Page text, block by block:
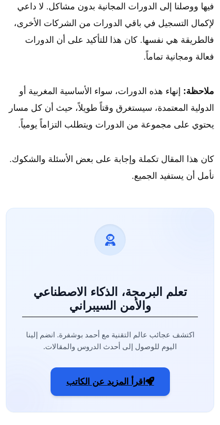
فيها ووصلنا إلى الدورات المجانية بدون مشاكل. لا داعي
لإكمال التسجيل في باقي الدورات من الشركات الأخرى،
فالطريقة هي نفسها. كان هذا للتأكيد على أن الدورات
فعالة ومجانية تماماً.
ملاحظة: إنهاء هذه الدورات، سواء الأساسية المغربية أو
الدولية المعتمدة، سيستغرق وقتاً طويلاً، حيث أن كل مسار
يحتوي على مجموعة من الدورات ويتطلب التزاماً يومياً.
كان هذا المقال تكملة وإجابة على بعض الأسئلة والشكوك.
نأمل أن يستفيد الجميع.
تعلم البرمجة، الذكاء الاصطناعي
والأمن السيبراني
اكتشف عجائب عالم التقنية مع أحمد بوشفرة. انضم إلينا
اليوم للوصول إلى أحدث الدروس والمقالات.
اقرأ المزيد عن الكاتب